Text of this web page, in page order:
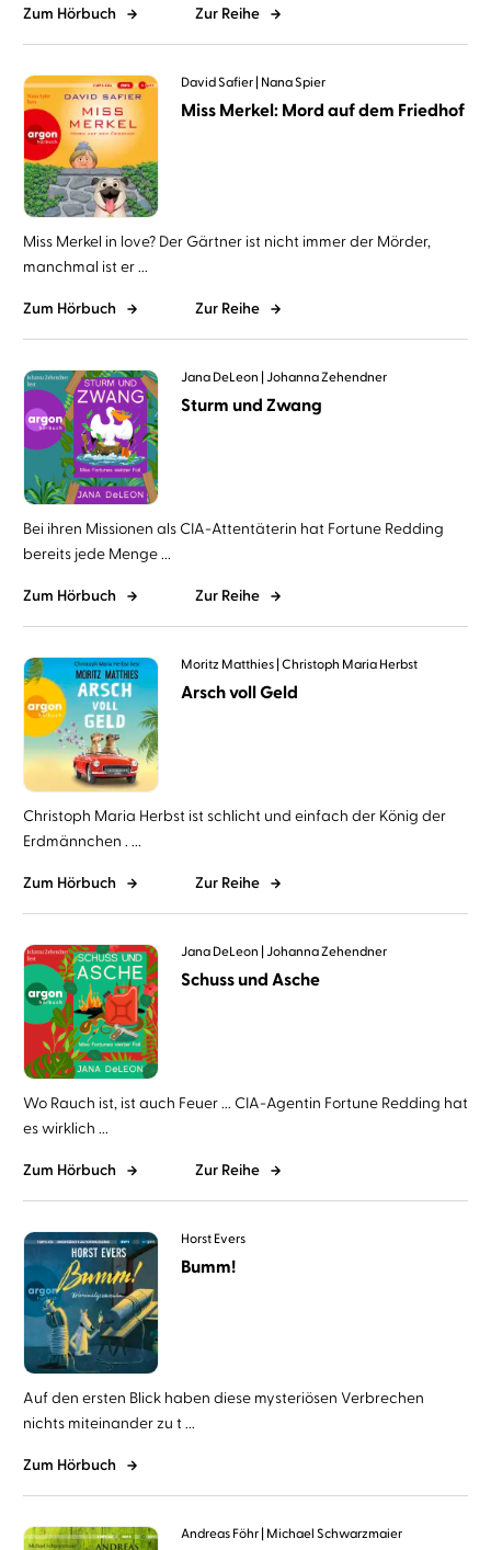
Zum Hörbuch Zur Reihe
David Safier Nana Spier
Miss Merkel: Mord auf dem Friedhof
Miss Merkel in love? Der Gärtner ist nicht immer der Mörder,
manchmal ist er ...
Zum Hörbuch Zur Reihe
Jana DeLeon Johanna Zehendner
Sturm und Zwang
Bei ihren Missionen als CIA-Attentäterin hat Fortune Redding
bereits jede Menge ...
Zum Hörbuch Zur Reihe
Moritz Matthies Christoph Maria Herbst
Arsch voll Geld
Christoph Maria Herbst ist schlicht und einfach der König der
Erdmännchen . ...
Zum Hörbuch Zur Reihe
Jana DeLeon Johanna Zehendner
Schuss und Asche
Wo Rauch ist, ist auch Feuer ... CIA-Agentin Fortune Redding hat
es wirklich ...
Zum Hörbuch Zur Reihe
Horst Evers
Bumm!
Auf den ersten Blick haben diese mysteriösen Verbrechen
nichts miteinander zu t ...
Zum Hörbuch
Andreas Föhr Michael Schwarzmaier